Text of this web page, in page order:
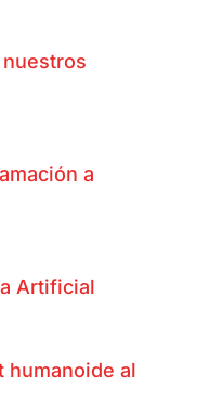
a
Artificial
humanoide al